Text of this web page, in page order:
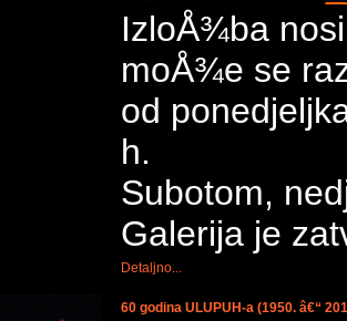
IzloÅ¾ba
moÅ¾e se
od
h.
Subotom,
Galerija je
Detaljno...
60 godina ULUPUH-a (1950. â€“